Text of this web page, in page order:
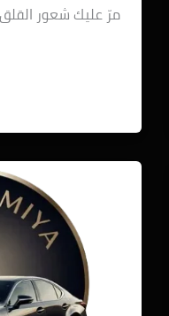
مرّ عليك شعور القلق